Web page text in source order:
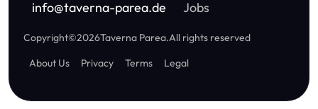
info@taverna-parea.de Jobs
Copyright©2026Taverna Parea.All rights reserved
About Us
Privacy Terms Legal